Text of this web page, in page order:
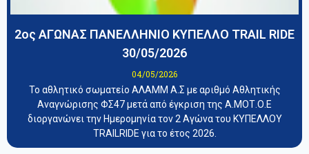
2ος ΑΓΩΝΑΣ ΠΑΝΕΛΛΗΝΙΟ ΚΥΠΕΛΛΟ TRAIL RIDE
30/05/2026
04/05/2026
Το αθλητικό σωματείο ΑΛΑΜΜ Α.Σ με αριθμό Αθλητικής
Αναγνώρισης ΦΣ47 μετά από έγκριση της Α.ΜΟΤ.Ο.Ε
διοργανώνει την Ημερομηνία τον 2 Αγώνα του ΚΥΠΕΛΛΟΥ
TRAILRIDE για το έτος 2026.